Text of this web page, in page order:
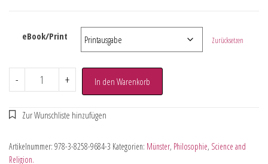
eBook/Print Zurücksetzen
- + In den Warenkorb
Artikelnummer: 978-3-8258-9684-3 Kategorien: Münster, Philosophie, Science and
Religion.